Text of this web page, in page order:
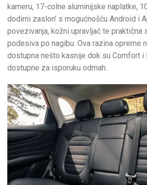
kameru, 17-colne aluminijske naplatke,
dodirni zaslon’ s mogućnošću Android i
povezivanja, kožni upravljač te praktična
podesiva po nagibu. Ova razina opreme
dostupna nešto kasnije dok su Comfort i
dostupne za isporuku odmah.